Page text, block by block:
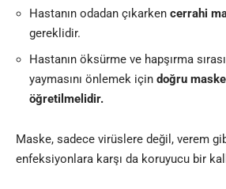
Hastanın odadan çıkarken cerrahi
gereklidir.
Hastanın öksürme ve hapşırma
yaymasını önlemek için doğru
öğretilmelidir.
Maske, sadece virüslere değil, verem
enfeksiyonlara karşı da koruyucu bir